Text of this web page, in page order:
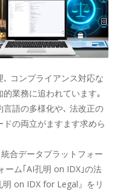
コンプライアンス対応な
業務に追われています｡
語の多様化や､ 法改正の
の両立がますます求めら
合データプラットフォー
ーム｢AI孔明 on IDX｣の法
on IDX for Legal』をリ